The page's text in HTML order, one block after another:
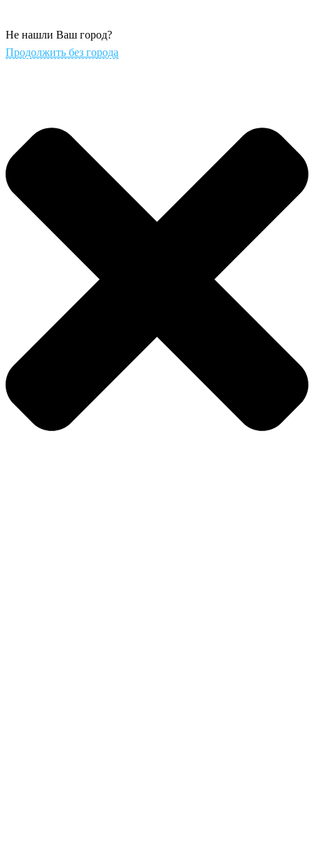
Не нашли Ваш город?
Продолжить без города